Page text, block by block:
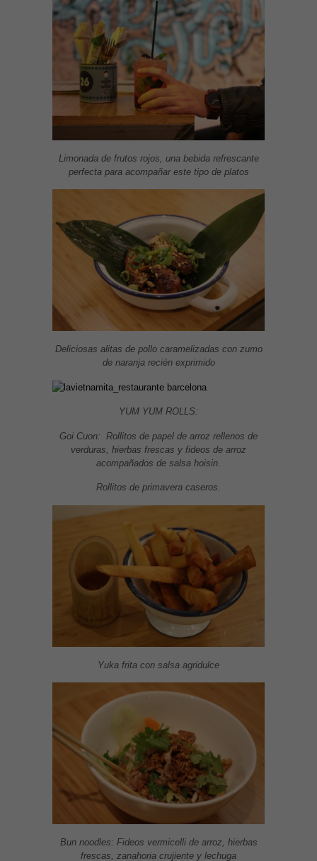
Limonada de frutos rojos, una bebida refrescante
perfecta para acompañar este tipo de platos
Deliciosas alitas de pollo caramelizadas con zumo
de naranja recién exprimido
YUM YUM ROLLS:
Goi Cuon: Rollitos de papel de arroz rellenos de
verduras, hierbas frescas y fideos de arroz
acompañados de salsa hoisin.
Rollitos de primavera caseros.
Yuka frita con salsa agridulce
Bun noodles: Fideos vermicelli de arroz, hierbas
frescas, zanahoria crujiente y lechuga